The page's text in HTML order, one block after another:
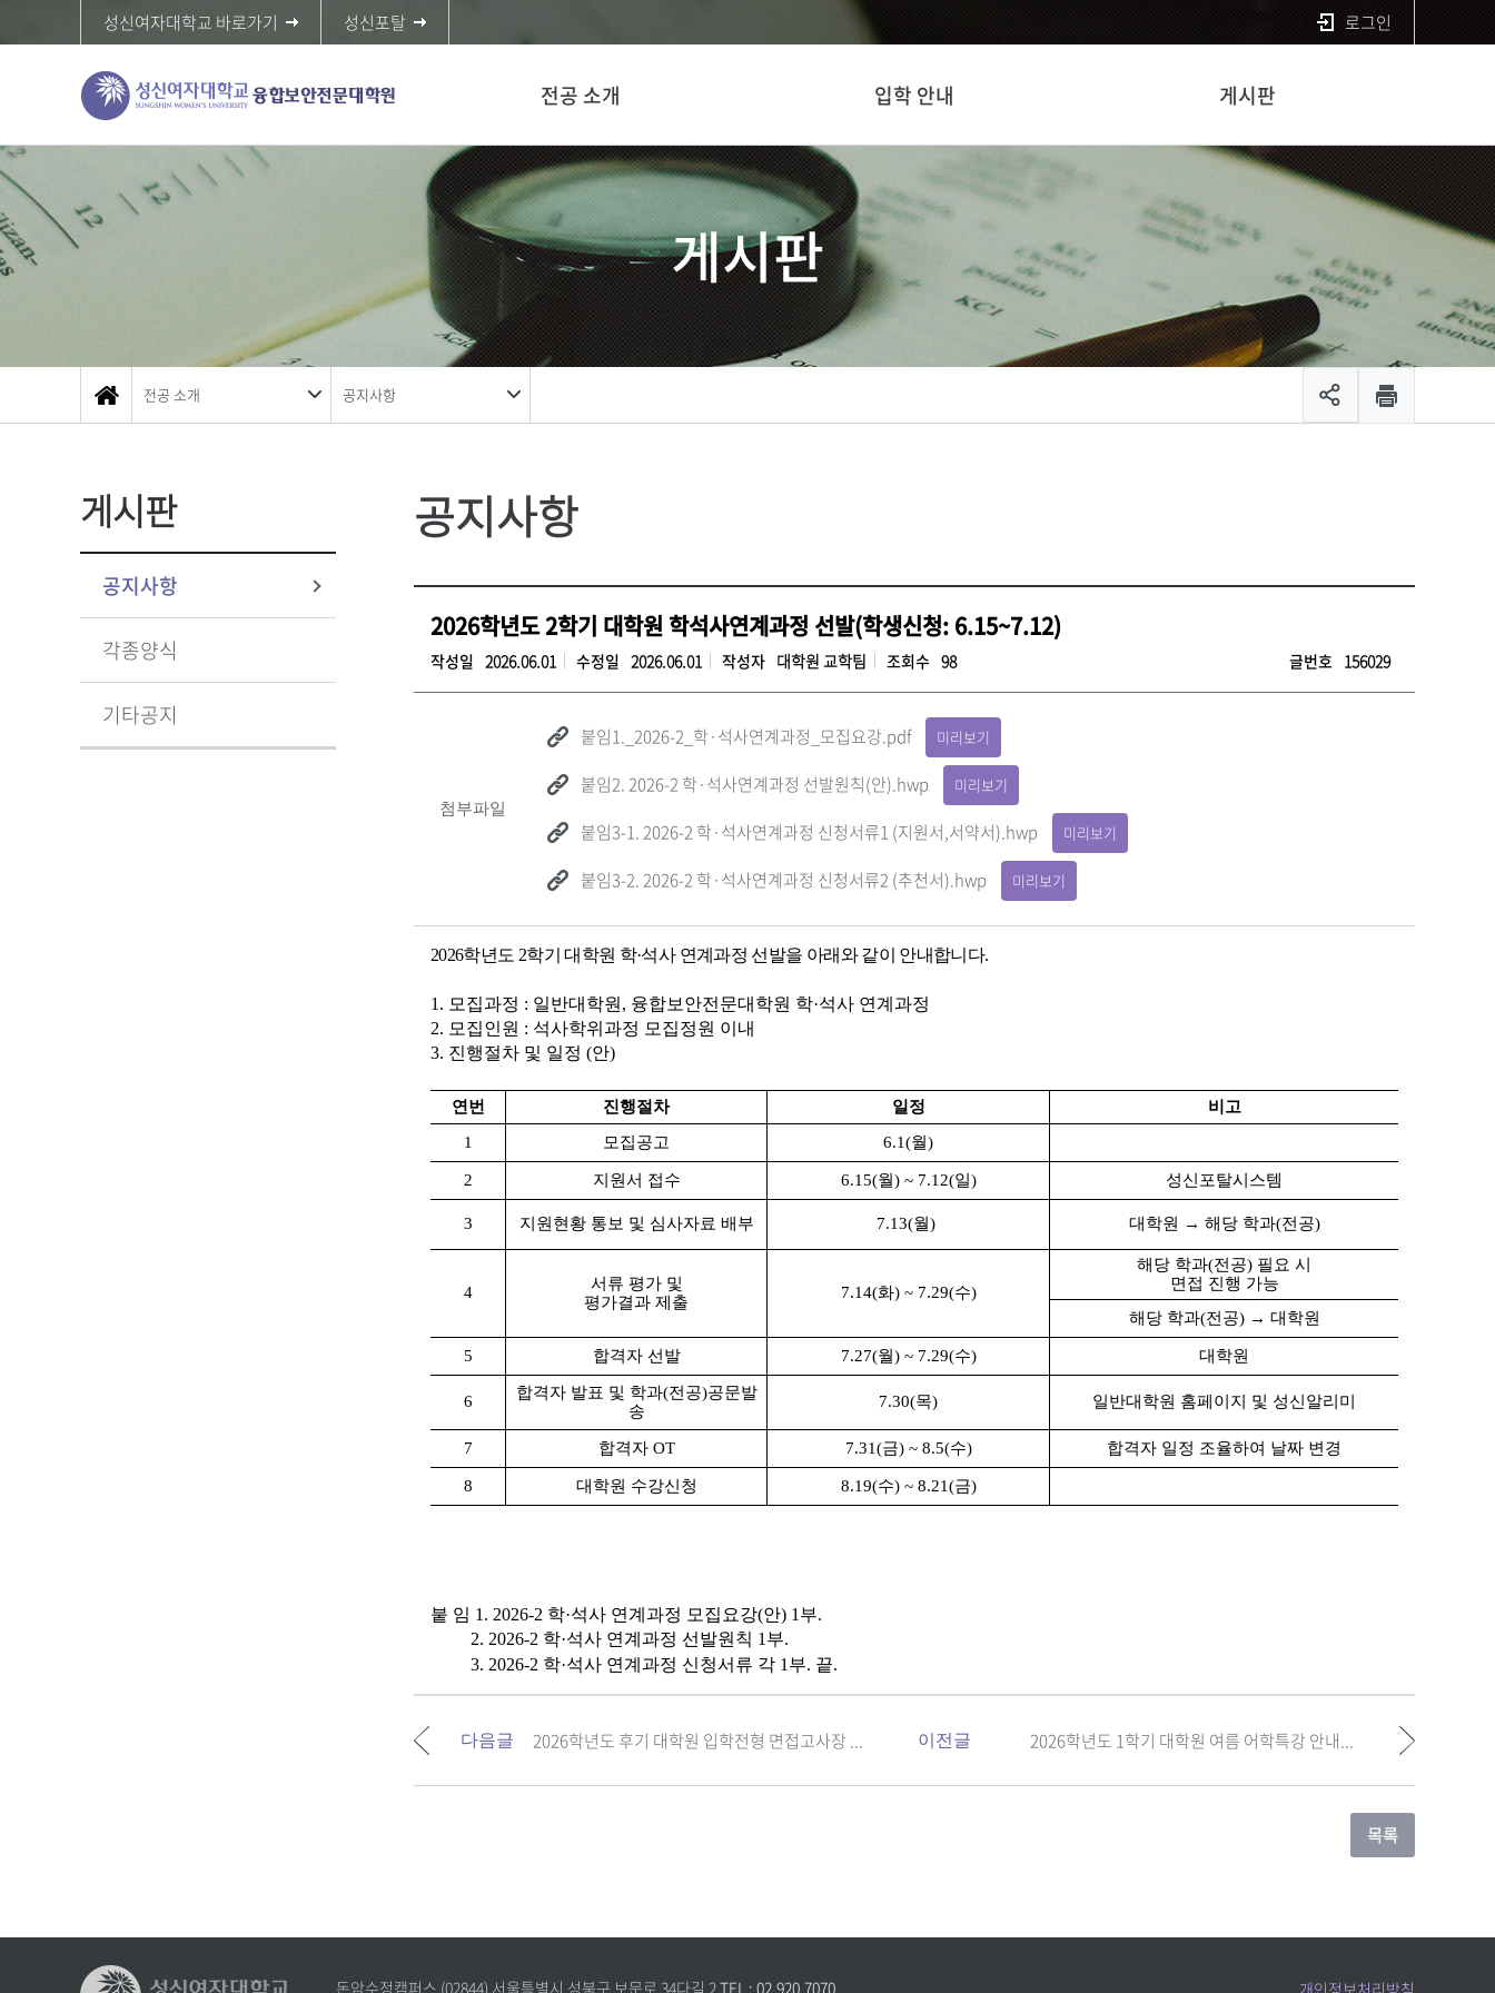
성신여자대학교 바로가기 성신포탈 로그인
전공 소개 입학 안내 게시판
게시판
전공 소개 공지사항
게시판
공지사항
각종양식
기타공지
공지사항
2026학년도 2학기 대학원 학석사연계과정 선발(학생신청: 6.15~7.12)
작성일 2026.06.01 수정일 2026.06.01 작성자 대학원 교학팀 조회수 98 글번호 156029
첨부파일
붙임1._2026-2_학·석사연계과정_모집요강.pdf 미리보기
붙임2. 2026-2 학·석사연계과정 선발원칙(안).hwp 미리보기
붙임3-1. 2026-2 학·석사연계과정 신청서류1 (지원서,서약서).hwp 미리보기
붙임3-2. 2026-2 학·석사연계과정 신청서류2 (추천서).hwp 미리보기
2026학년도 2학기 대학원 학·석사 연계과정 선발을 아래와 같이 안내합니다.
1. 모집과정 : 일반대학원, 융합보안전문대학원 학·석사 연계과정
2. 모집인원 : 석사학위과정 모집정원 이내
3. 진행절차 및 일정 (안)
연번 진행절차 일정
비고
1
모집공고 6.1(월)
2 지원서 접수 6.15(월) ~ 7.12(일) 성신포탈시스템
3 지원현황 통보 및 심사자료 배부 7.13(월) 대학원 → 해당 학과(전공)
4
서류 평가 및
평가결과 제출
7.14(화) ~ 7.29(수)
해당 학과(전공) 필요 시
면접 진행 가능
해당 학과(전공) → 대학원
5 합격자 선발 7.27(월) ~ 7.29(수) 대학원
6
합격자 발표 및 학과(전공)공문발
송
7.30(목) 일반대학원 홈페이지 및 성신알리미
7 합격자 OT 7.31(금) ~ 8.5(수) 합격자 일정 조율하여 날짜 변경
8 대학원 수강신청 8.19(수) ~ 8.21(금)
붙 임 1. 2026-2 학·석사 연계과정 모집요강(안) 1부.
2. 2026-2 학·석사 연계과정 선발원칙 1부.
3. 2026-2 학·석사 연계과정 신청서류 각 1부. 끝.
다음글 2026학년도 후기 대학원 입학전형 면접고사장 ... 이전글 2026학년도 1학기 대학원 여름 어학특강 안내...
개인정보처리방침
돈암수정캠퍼스 (02844) 서울특별시 성북구 보문로 34다길 2TEL : 02.920.7070